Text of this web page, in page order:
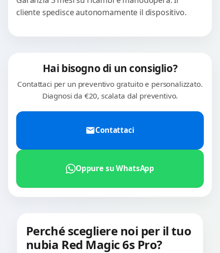
cliente spedisce autonomamente il dispositivo.
Hai bisogno di un consiglio?
Contattaci per un preventivo gratuito e personalizzato.
Diagnosi da €20, scalata dal preventivo.
Contattaci
Oppure su WhatsApp
Perché scegliere noi per il tuo
nubia Red Magic 6s Pro?